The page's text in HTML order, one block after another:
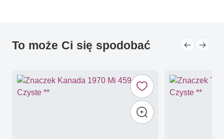
To może Ci się spodobać